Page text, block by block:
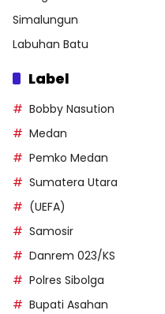
Simalungun
Labuhan Batu
Label
Bobby Nasution
Medan
Pemko Medan
Sumatera Utara
(UEFA)
Samosir
Danrem 023/KS
Polres Sibolga
Bupati Asahan